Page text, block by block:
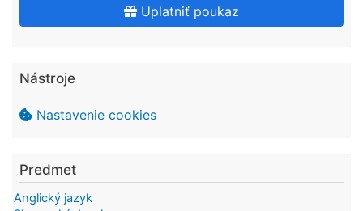
Uplatniť poukaz
Nástroje
Nastavenie cookies
Predmet
Anglický jazyk